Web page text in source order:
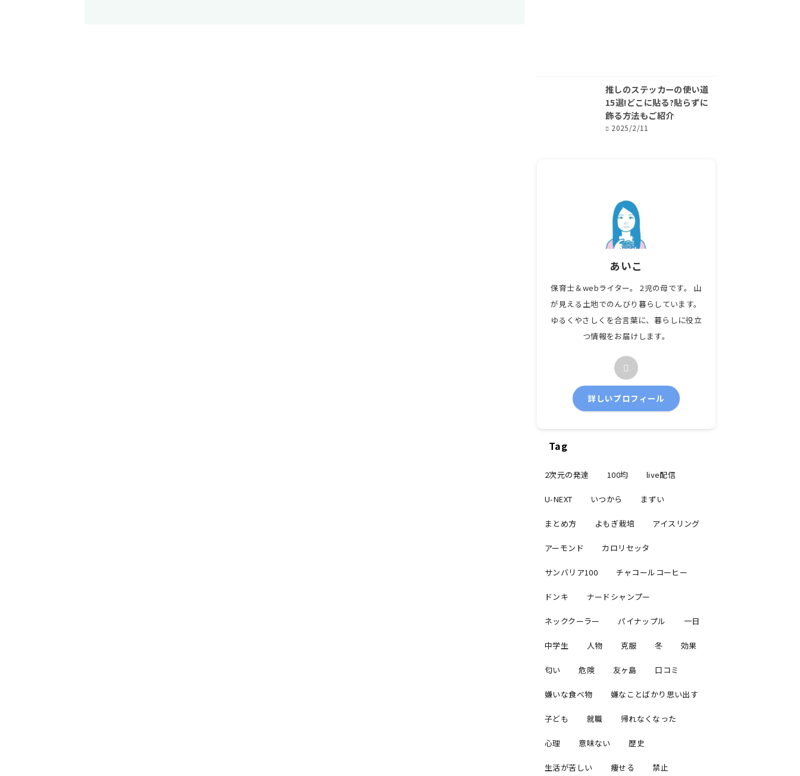
推しのステッカーの使い道
15選!どこに貼る?貼らずに
飾る方法もご紹介
2025/2/11
あいこ
保育士＆webライター。 2児の母です。 山
が見える土地でのんびり暮らしています。
ゆるくやさしくを合言葉に、暮らしに役立
つ情報をお届けします。
詳しいプロフィール
Tag
2次元の発達 100均 live配信
U-NEXT いつから まずい
まとめ方 よもぎ栽培 アイスリング
アーモンド カロリセッタ
サンバリア100 チャコールコーヒー
ドンキ ナードシャンプー
ネッククーラー パイナップル 一日
中学生 人物 克服 冬 効果
匂い 危険 友ヶ島 口コミ
嫌いな食べ物 嫌なことばかり思い出す
子ども 就職 帰れなくなった
心理 意味ない 歴史
生活が苦しい 痩せる 禁止